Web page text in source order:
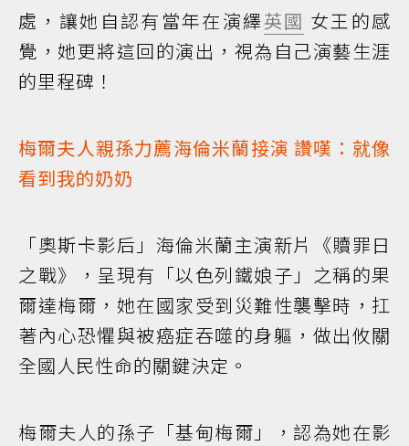
處，讓她自認有當年在演繹英國 女王的感
覺，她更將這回的演出，視為自己演藝生涯
的里程碑！
梅爾夫人親孫力薦海倫米蘭接演 讚嘆：就像
看到我的奶奶
「奧斯卡影后」海倫米蘭主演新片《贖罪日
之戰》，呈現有「以色列鐵娘子」之稱的果
爾達梅爾，她在國家受到災難性襲擊時，扛
著內心恐懼與被癌症吞噬的身軀，做出攸關
全國人民性命的關鍵決定。
梅爾夫人的孫子「基甸梅爾」，認為她在影